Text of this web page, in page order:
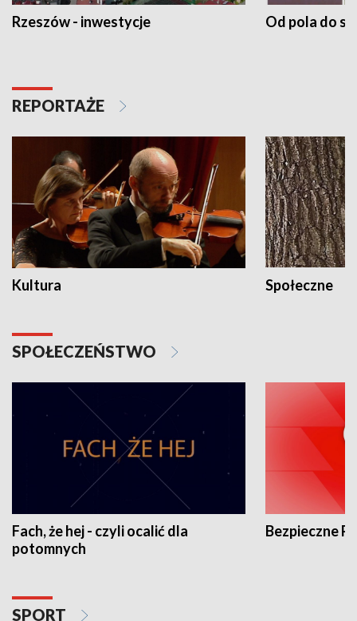
Rzeszów - inwestycje Od pola do
REPORTAŻE
Kultura Społeczne
SPOŁECZEŃSTWO
Fach, że hej - czyli ocalić dla
potomnych
Bezpieczne
SPORT